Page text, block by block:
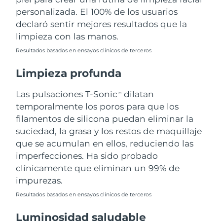
personalizada. El 100% de los usuarios
declaró sentir mejores resultados que la
limpieza con las manos.
Resultados basados en ensayos clínicos de terceros
Limpieza profunda
Las pulsaciones T-SonicTM
dilatan
temporalmente los poros para que los
filamentos de silicona puedan eliminar la
suciedad, la grasa y los restos de maquillaje
que se acumulan en ellos, reduciendo las
imperfecciones. Ha sido probado
clínicamente que eliminan un 99% de
impurezas.
Resultados basados en ensayos clínicos de terceros
Luminosidad saludable
Filipinas Entrega prevista
Polonia
Portugal
Puerto Rico Entrega prevista
Catar Entrega prevista
Reunión Entrega prevista8/15/26
Rumanía Entrega prevista
Rusia